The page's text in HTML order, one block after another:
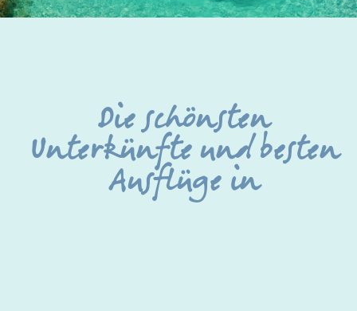
Die schönsten
Unterkünfte und besten
Ausflüge in